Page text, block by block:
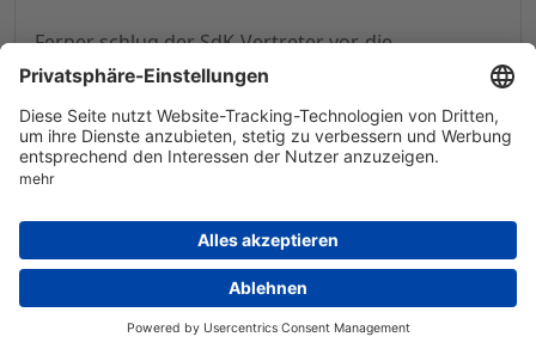
Ferner schlug der SdK-Vertreter vor, die
Zusammenarbeit zwischen den
auszubauen, um Synergien zu heben. Hier stellte
Frau Holzbaur klar, dass bei GESCO die
Unabhängigkeit und unternehmerische
Es gibt keine Pläne, einen Zentralbereich
aufzubauen. Lösungen, die sich bewährt haben,
werden aber natürlich weitergegeben. Es macht
beispielsweise keinen Sinn, wenn jedes